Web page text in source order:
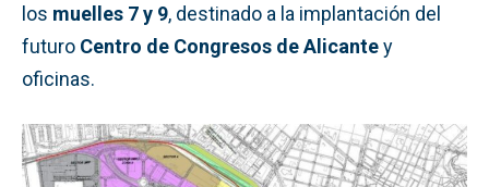
los muelles 7 y 9, destinado a la implantación del
futuro Centro de Congresos de Alicantey
oficinas.